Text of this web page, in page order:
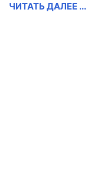
ЧИТАТЬ ДАЛЕЕ ...